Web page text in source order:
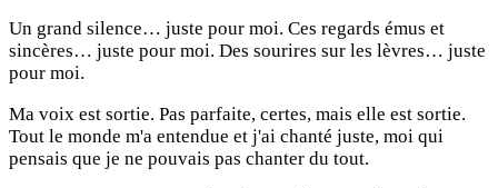
Un grand silence… juste pour moi. Ces regards émus et
sincères… juste pour moi. Des sourires sur les lèvres… juste
pour moi.
Ma voix est sortie. Pas parfaite, certes, mais elle est sortie.
Tout le monde m'a entendue et j'ai chanté juste, moi qui
pensais que je ne pouvais pas chanter du tout.